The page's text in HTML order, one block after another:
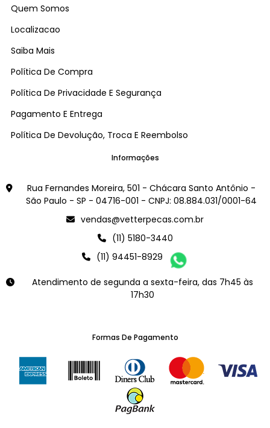
Quem Somos
Localizacao
Saiba Mais
Política De Compra
Política De Privacidade E Segurança
Pagamento E Entrega
Política De Devolução, Troca E Reembolso
Informações
Rua Fernandes Moreira, 501 - Chácara Santo Antônio -
São Paulo - SP - 04716-001 - CNPJ: 08.884.031/0001-64
vendas@vetterpecas.com.br
(11) 5180-3440
(11) 94451-8929
Atendimento de segunda a sexta-feira, das 7h45 às
17h30
Formas De Pagamento